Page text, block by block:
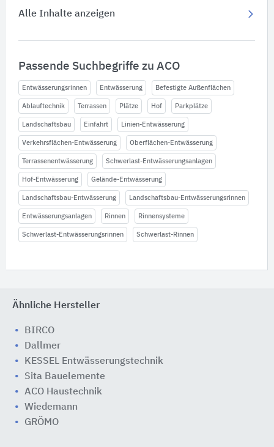
Alle Inhalte anzeigen
Passende Suchbegriffe zu ACO
Entwässerungsrinnen Entwässerung Befestigte Außenflächen
Ablauftechnik Terrassen Plätze Hof Parkplätze
Landschaftsbau Einfahrt Linien-Entwässerung
Verkehrsflächen-Entwässerung Oberflächen-Entwässerung
Terrassenentwässerung Schwerlast-Entwässerungsanlagen
Hof-Entwässerung Gelände-Entwässerung
Landschaftsbau-Entwässerung Landschaftsbau-Entwässerungsrinnen
Entwässerungsanlagen Rinnen Rinnensysteme
Schwerlast-Entwässerungsrinnen Schwerlast-Rinnen
Ähnliche Hersteller
BIRCO
Dallmer
KESSEL Entwässerungstechnik
Sita Bauelemente
ACO Haustechnik
Wiedemann
GRÖMO